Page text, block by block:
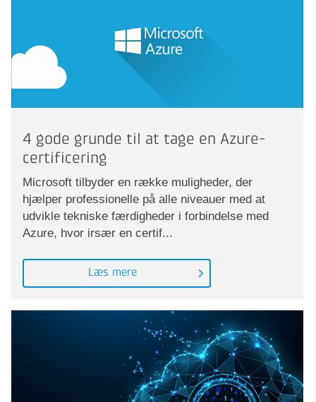
4 gode grunde til at tage en Azure-
certificering
Microsoft tilbyder en række muligheder, der
hjælper professionelle på alle niveauer med at
udvikle tekniske færdigheder i forbindelse med
Azure, hvor irsær en certif...
Læs mere